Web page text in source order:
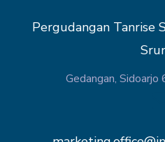
Pergudangan Tanrise
Gedangan,